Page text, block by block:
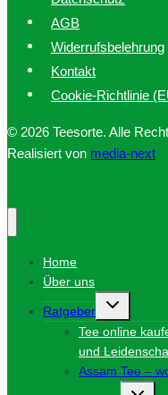
AGB
Widerrufsbelehrung
Kontakt
Cookie-Richtlinie
© 2026 Teesorte. Alle
Realisiert von media-next
Home
Über uns
Ratgeber
Untermenü
umschalten
Tee online
und
Assam Tee –